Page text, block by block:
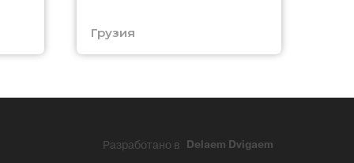
Грузия
Разработано в Delaem Dvigaem